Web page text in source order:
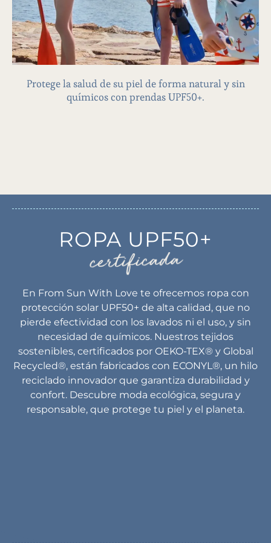
Protege la salud de su piel de forma natural y sin
químicos con prendas UPF50+.
ROPA UPF50+
certificada
En From Sun With Love te ofrecemos ropa con
protección solar UPF50+ de alta calidad, que no
pierde efectividad con los lavados ni el uso, y sin
necesidad de químicos. Nuestros tejidos
sostenibles, certificados por OEKO-TEX® y Global
Recycled®, están fabricados con ECONYL®, un hilo
reciclado innovador que garantiza durabilidad y
confort. Descubre moda ecológica, segura y
responsable, que protege tu piel y el planeta.